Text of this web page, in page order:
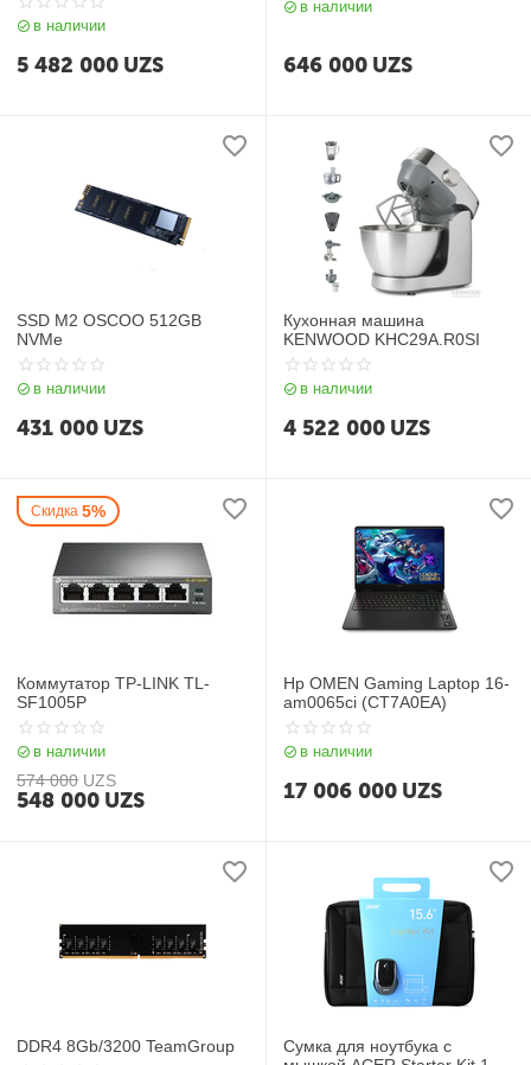
IPS| AMD Radeon Graphics|
Backlit| NoOS| RU| Silver
в наличии
5 482 000 UZS
в наличии
646 000 UZS
SSD M2 OSCOO 512GB
NVMe
в наличии
431 000 UZS
Кухонная машина
KENWOOD KHC29A.R0SI
в наличии
4 522 000 UZS
Скидка 5%
Коммутатор TP-LINK TL-
SF1005P
в наличии
574 000 UZS
548 000 UZS
Hp OMEN Gaming Laptop 16-
am0065ci (CT7A0EA)
в наличии
17 006 000 UZS
DDR4 8Gb/3200 TeamGroup
Сумка для ноутбука с